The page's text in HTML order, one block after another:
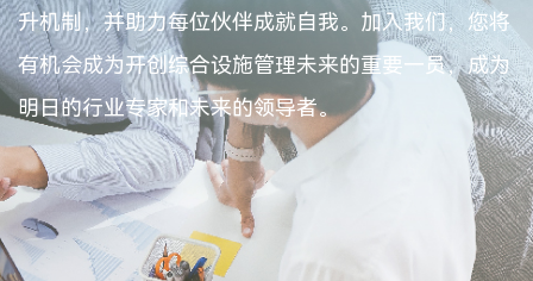
升机制，并助力每位伙伴成就自我。加入我们，您将
有机会成为开创综合设施管理未来的重要一员，成为
明日的行业专家和未来的领导者。